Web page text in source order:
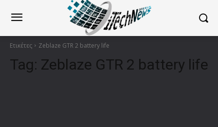
Ετικέτες Zeblaze GTR 2 battery life
Tag: Zeblaze GTR 2 battery life